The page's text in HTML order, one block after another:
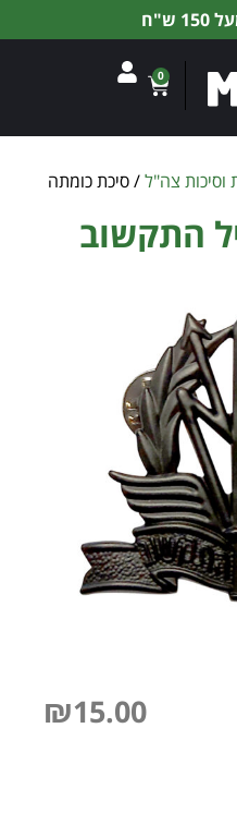
ש"ח
0
וסיכות צה"ל/ סיכת כומתה
התקשוב
₪15.00